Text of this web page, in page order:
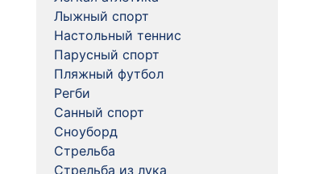
Лыжный спорт
Настольный теннис
Парусный спорт
Пляжный футбол
Регби
Санный спорт
Сноуборд
Стрельба
Стрельба из лука